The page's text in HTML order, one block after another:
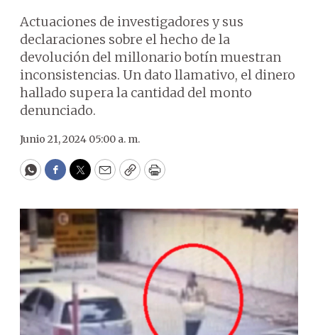
Actuaciones de investigadores y sus
declaraciones sobre el hecho de la
devolución del millonario botín muestran
inconsistencias. Un dato llamativo, el dinero
hallado supera la cantidad del monto
denunciado.
Junio 21, 2024 05:00 a. m.
WhatsApp
Facebook
Twitter
EmailCopyPrint